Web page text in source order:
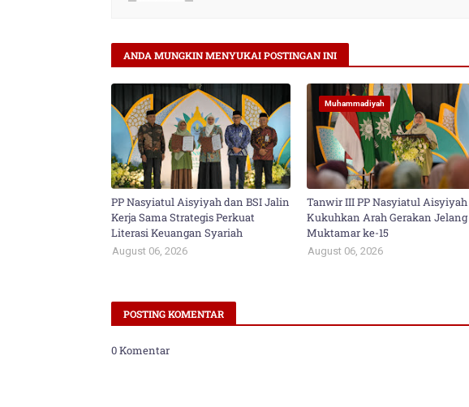
ANDA MUNGKIN MENYUKAI POSTINGAN INI
PP Nasyiatul Aisyiyah dan BSI Jalin
Kerja Sama Strategis Perkuat
Literasi Keuangan Syariah
August 06, 2026
Muhammadiyah
Tanwir III PP Nasyiatul Aisyiyah
Kukuhkan Arah Gerakan Jelang
Muktamar ke-15
August 06, 2026
POSTING KOMENTAR
0 Komentar